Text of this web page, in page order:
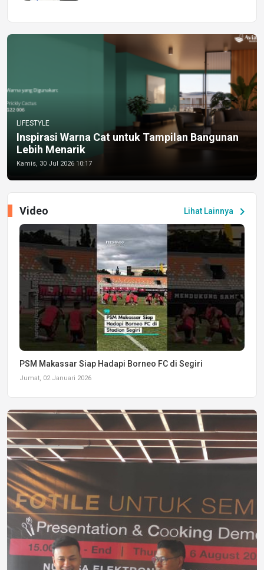
LIFESTYLE
Inspirasi Warna Cat untuk Tampilan Bangunan
Lebih Menarik
Kamis, 30 Jul 2026 10:17
Lihat Lainnya chevron_right
Video
PSM Makassar Siap Hadapi Borneo FC di Segiri
Jumat, 02 Januari 2026